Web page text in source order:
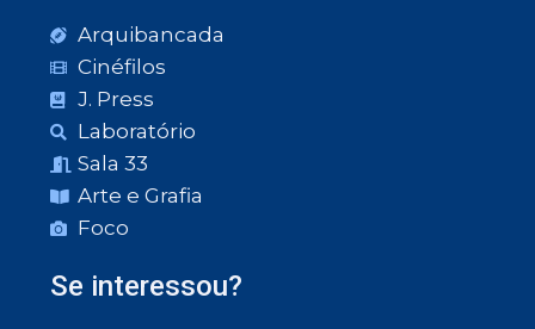
Arquibancada
Cinéfilos
J. Press
Laboratório
Sala 33
Arte e Grafia
Foco
Se interessou?